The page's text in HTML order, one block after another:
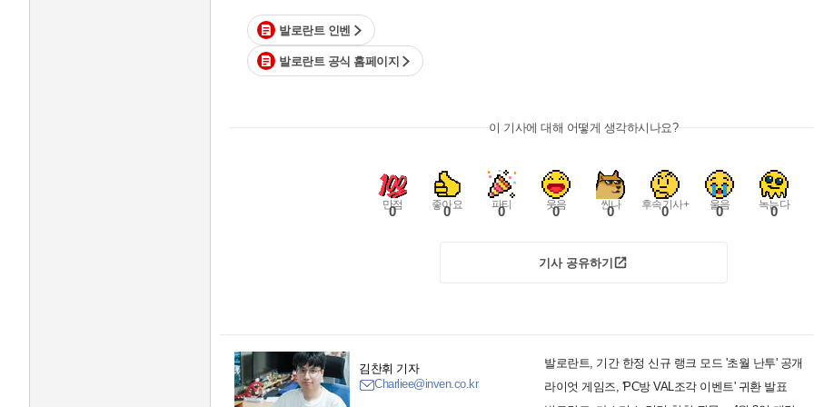
발로란트 인벤
발로란트 공식 홈페이지
이 기사에 대해 어떻게 생각하시나요?
만점
0 좋아요
0 파티
0 웃음
0 씬나
0 후속기사+
0 울음
0 녹는다
0
기사 공유하기
김찬휘 기자
Charliee@inven.co.kr
발로란트, 기간 한정 신규 랭크 모드 '초월 난투' 공개
라이엇 게임즈, 'PC방 VAL조각 이벤트' 귀환 발표